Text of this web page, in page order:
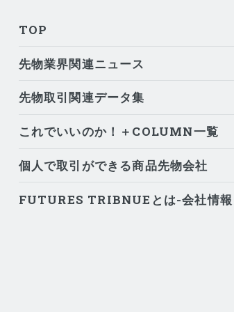
TOP
先物業界関連ニュース
先物取引関連データ集
これでいいのか！＋COLUMN一覧
個人で取引ができる商品先物会社
FUTURES TRIBNUEとは-会社情報